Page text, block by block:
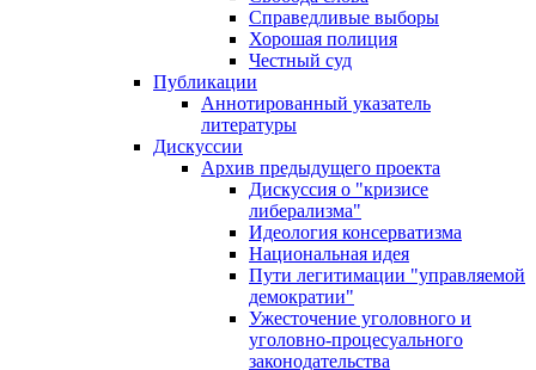
Справедливые выборы
Хорошая полиция
Честный суд
Публикации
Аннотированный указатель
литературы
Дискуссии
Архив предыдущего проекта
Дискуссия о "кризисе
либерализма"
Идеология консерватизма
Национальная идея
Пути легитимации "управляемой
демократии"
Ужесточение уголовного и
уголовно-процесуального
законодательства